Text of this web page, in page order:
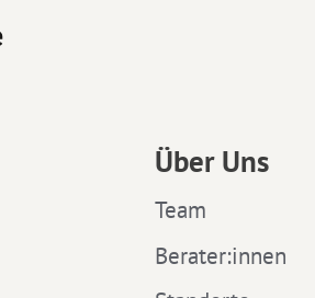
Über Uns
Team
Berater:innen